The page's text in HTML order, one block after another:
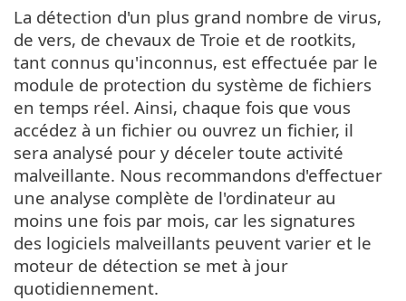
La détection d'un plus grand nombre de virus,
de vers, de chevaux de Troie et de rootkits,
tant connus qu'inconnus, est effectuée par le
module de protection du système de fichiers
en temps réel. Ainsi, chaque fois que vous
accédez à un fichier ou ouvrez un fichier, il
sera analysé pour y déceler toute activité
malveillante. Nous recommandons d'effectuer
une analyse complète de l'ordinateur au
moins une fois par mois, car les signatures
des logiciels malveillants peuvent varier et le
moteur de détection se met à jour
quotidiennement.